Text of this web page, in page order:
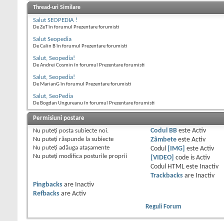
Thread-uri Similare
Salut SEOPEDIA !
De ZeT în forumul Prezentare forumisti
Salut Seopedia
De Calin B în forumul Prezentare forumisti
Salut, Seopedia!
De Andrei Cosmin în forumul Prezentare forumisti
Salut, Seopedia!
De MarianG în forumul Prezentare forumisti
Salut, SeoPedia
De Bogdan Ungureanu în forumul Prezentare forumisti
Permisiuni postare
Nu puteţi posta subiecte noi.
Nu puteţi răspunde la subiecte
Nu puteţi adăuga ataşamente
Nu puteţi modifica posturile proprii
Codul BBeste Activ
Zâmbeteeste Activ
Codul
[IMG] este Activ
[VIDEO] code is Activ
Codul HTML este
Inactiv
Trackbacksare
Inactiv
Pingbacks are
Inactiv
Refbacks are Activ
Reguli Forum